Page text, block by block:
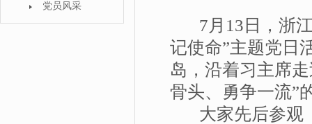
党员风采
7月13日，浙江
记使命”主题党日
岛，沿着习主席
骨头、勇争一流”
大家先后参观